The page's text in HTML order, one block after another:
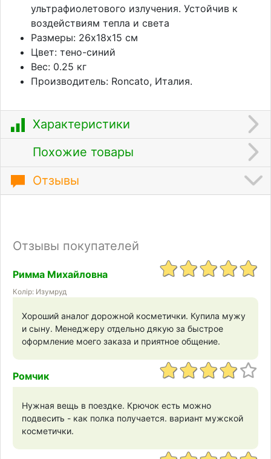
ультрафиолетового излучения. Устойчив к
воздействиям тепла и света
Размеры: 26х18х15 см
Цвет: тено-синий
Вес: 0.25 кг
Производитель: Roncato, Италия.
Характеристики
Похожие товары
Отзывы
Отзывы покупателей
Римма Михайловна
Колір: Изумруд
Хороший аналог дорожной косметички. Купила мужу
и сыну. Менеджеру отдельно дякую за быстрое
оформление моего заказа и приятное общение.
Ромчик
Нужная вещь в поездке. Крючок есть можно
подвесить - как полка получается. вариант мужской
косметички.